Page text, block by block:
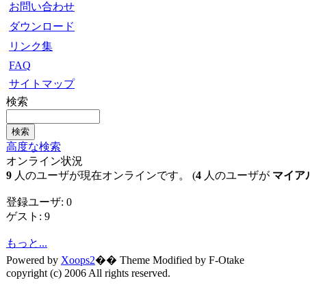
お問い合わせ
ダウンロード
リンク集
FAQ
サイトマップ
検索
高度な検索
オンライン状況
9 人のユーザが現在オンラインです。 (4 人のユーザが マイア
登録ユーザ: 0
ゲスト: 9
もっと...
Powered by Xoops2�� Theme Modified by F-Otake
copyright (c) 2006 All rights reserved.